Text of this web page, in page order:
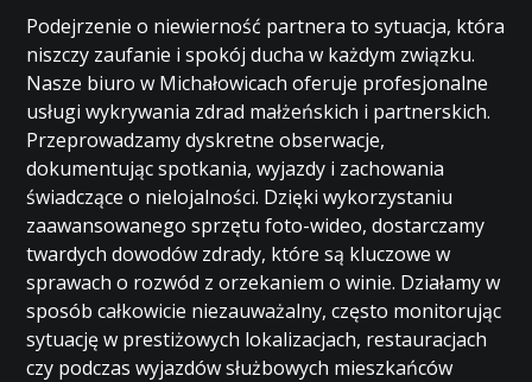
Podejrzenie o niewierność partnera to sytuacja, która
niszczy zaufanie i spokój ducha w każdym związku.
Nasze biuro w Michałowicach oferuje profesjonalne
usługi wykrywania zdrad małżeńskich i partnerskich.
Przeprowadzamy dyskretne obserwacje,
dokumentując spotkania, wyjazdy i zachowania
świadczące o nielojalności. Dzięki wykorzystaniu
zaawansowanego sprzętu foto-wideo, dostarczamy
twardych dowodów zdrady, które są kluczowe w
sprawach o rozwód z orzekaniem o winie. Działamy w
sposób całkowicie niezauważalny, często monitorując
sytuację w prestiżowych lokalizacjach, restauracjach
czy podczas wyjazdów służbowych mieszkańców